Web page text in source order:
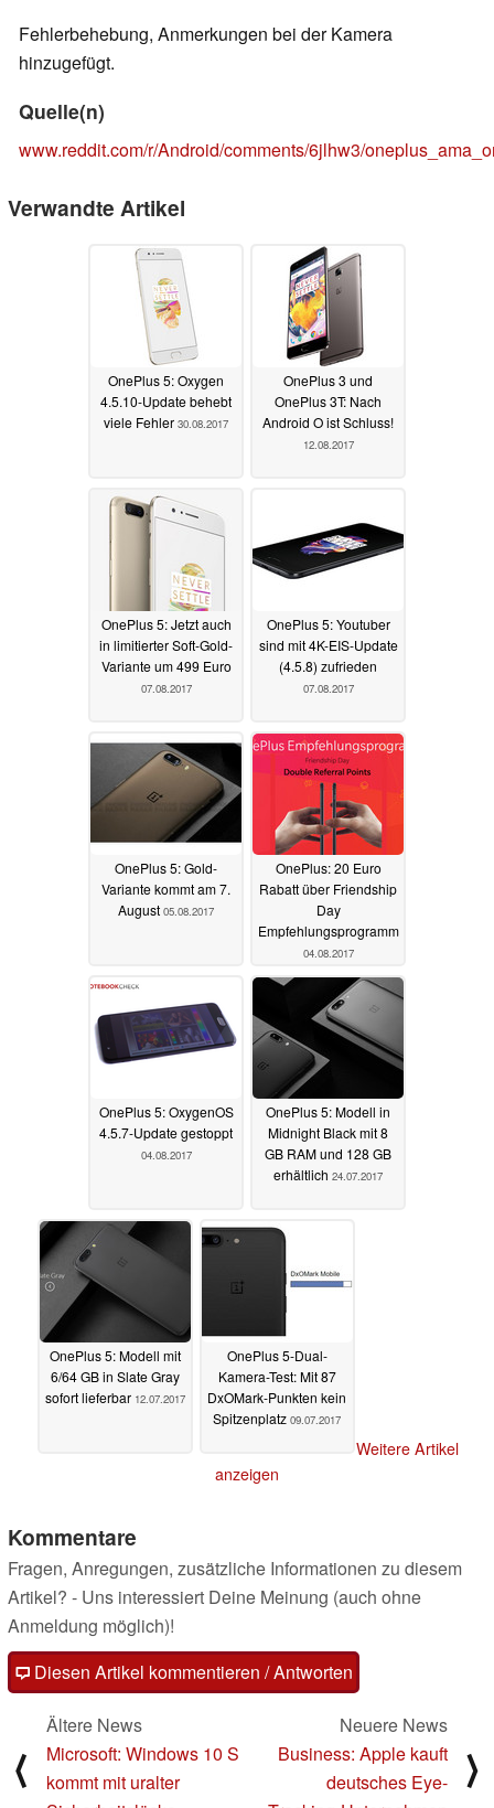
Fehlerbehebung, Anmerkungen bei der Kamera
hinzugefügt.
Quelle(n)
www.reddit.com/r/Android/comments/6jlhw3/
Verwandte Artikel
OnePlus 5: Oxygen
4.5.10-Update behebt
viele Fehler 30.08.2017
OnePlus 3 und
OnePlus 3T: Nach
Android O ist Schluss!
12.08.2017
OnePlus 5: Jetzt auch
in limitierter Soft-Gold-
Variante um 499 Euro
07.08.2017
OnePlus 5: Youtuber
sind mit 4K-EIS-Update
(4.5.8) zufrieden
07.08.2017
OnePlus 5: Gold-
Variante kommt am 7.
August 05.08.2017
OnePlus: 20 Euro
Rabatt über Friendship
Day
Empfehlungsprogramm
04.08.2017
OnePlus 5: OxygenOS
4.5.7-Update gestoppt
04.08.2017
OnePlus 5: Modell in
Midnight Black mit 8
GB RAM und 128 GB
erhältlich 24.07.2017
OnePlus 5: Modell mit
6/64 GB in Slate Gray
sofort lieferbar 12.07.2017
OnePlus 5-Dual-
Kamera-Test: Mit 87
DxOMark-Punkten kein
Spitzenplatz 09.07.2017
Weitere Artikel
anzeigen
Kommentare
Fragen, Anregungen, zusätzliche Informationen zu diesem
Artikel? - Uns interessiert Deine Meinung (auch ohne
Anmeldung möglich)!
Diesen Artikel kommentieren / Antworten
⟨
Ältere News
Microsoft: Windows 10 S
kommt mit uralter
Neuere News
Business: Apple kauft
deutsches Eye-
⟩